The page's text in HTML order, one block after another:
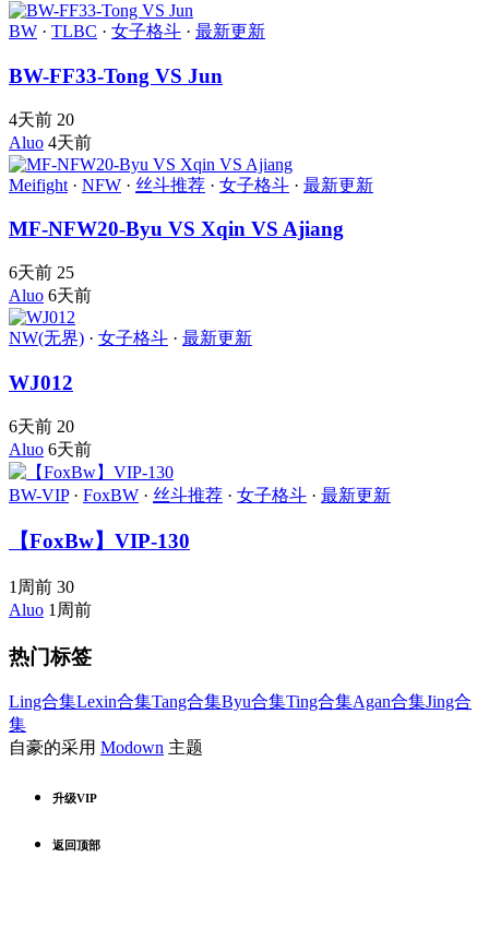
BW · TLBC · 女子格斗 · 最新更新
BW-FF33-Tong VS Jun
4天前 20
Aluo 4天前
Meifight · NFW · 丝斗推荐 · 女子格斗 · 最新更新
MF-NFW20-Byu VS Xqin VS Ajiang
6天前 25
Aluo 6天前
NW(无界) · 女子格斗 · 最新更新
WJ012
6天前 20
Aluo 6天前
BW-VIP· FoxBW · 丝斗推荐 · 女子格斗 · 最新更新
【FoxBw】VIP-130
1周前 30
Aluo 1周前
热门标签
Ling合集Lexin合集Tang合集Byu合集Ting合集Agan合集Jing合
集
自豪的采用 Modown 主题
升级VIP
返回顶部